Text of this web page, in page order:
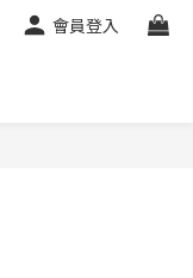
會員登入